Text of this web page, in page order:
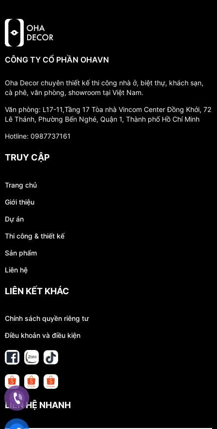
CÔNG TY CỔ PHẦN OHAVN
Oha Decor chuyên thiết kế thi công nhà ở, biệt thự, khách sạn,
cà phê, văn phòng, showroom tại Việt Nam.
Văn phòng: L17-11,Tầng 17 Tòa nhà Vincom Center Đồng Khởi, 72
Lê Thánh, Phường Bến Nghé, Quận 1, Thành phố Hồ Chí Minh
Hotline: 0987737161
TRUY CẬP
Trang chủ
Giới thiệu
Dự án
Thi công & thiết kế
Sản phẩm
Liên hệ
LIÊN KẾT KHÁC
Chính sách quyền riêng tư
Điều khoản và điều kiện
LIÊN HỆ NHANH